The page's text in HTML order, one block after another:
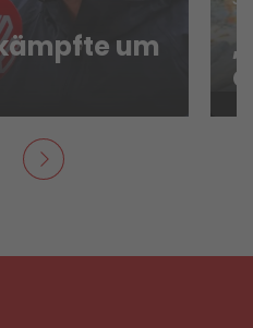
um